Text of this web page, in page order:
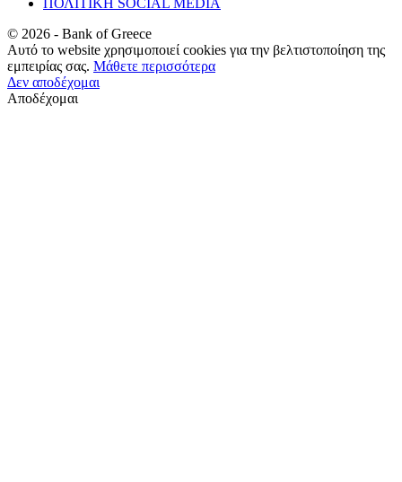
© 2026 - Bank of Greece
Αυτό το website χρησιμοποιεί cookies για την βελτιστοποίηση της
εμπειρίας σας. Μάθετε περισσότερα
Δεν αποδέχομαι
Αποδέχομαι